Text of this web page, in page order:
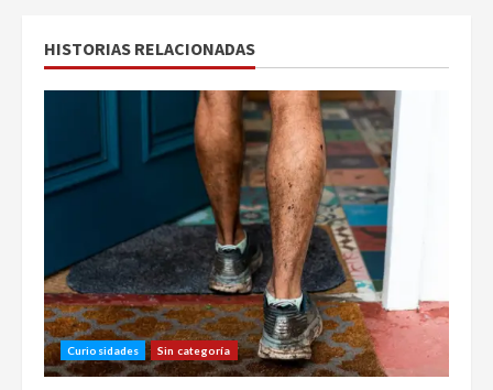
HISTORIAS RELACIONADAS
Curiosidades Sin categoría